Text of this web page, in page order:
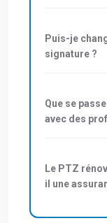
Puis-je
signature ?
Que se
avec des
Le PTZ
il une